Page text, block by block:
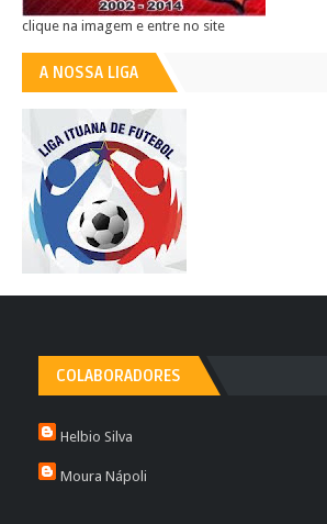
clique na imagem e entre no site
A NOSSA LIGA
COLABORADORES
Helbio Silva
Moura Nápoli